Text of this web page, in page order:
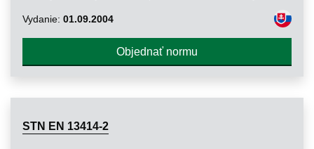
Vydanie: 01.09.2004
Objednať normu
STN EN 13414-2